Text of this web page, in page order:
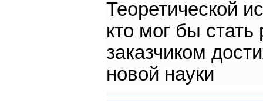
Теоретической
кто мог бы
заказчиком
новой науки